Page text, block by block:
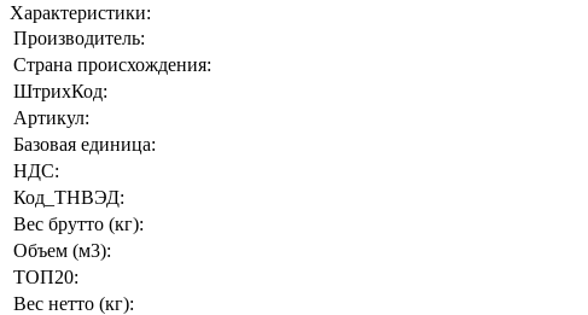
Характеристики:
Производитель:
Страна происхождения:
ШтрихКод:
Артикул:
Базовая единица:
НДС:
Код_ТНВЭД:
Вес брутто (кг):
Объем (м3):
ТОП20:
Вес нетто (кг):